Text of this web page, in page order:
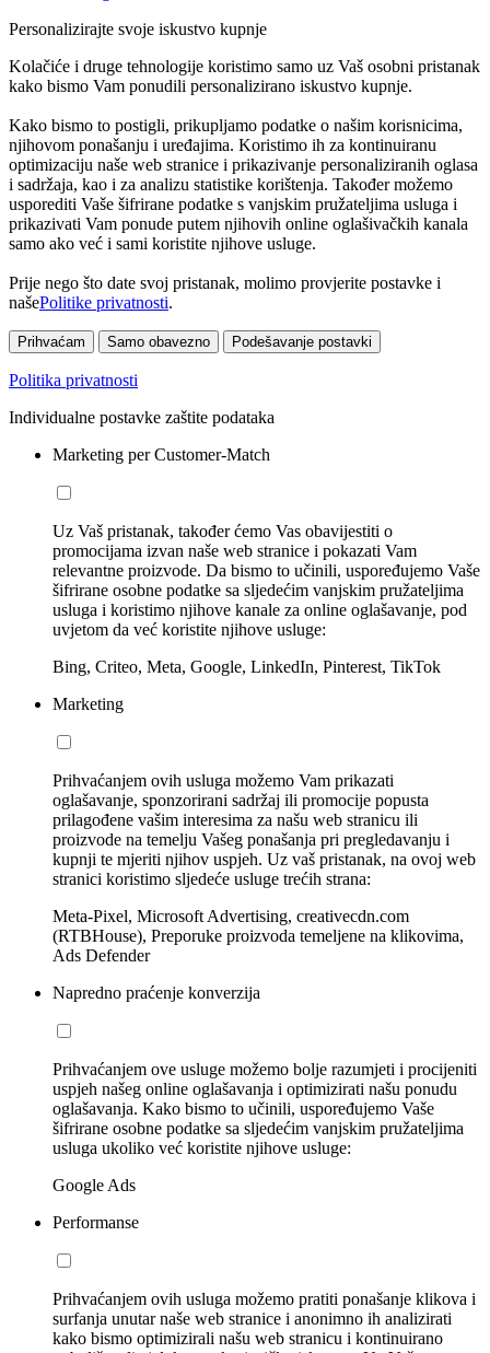
Personalizirajte svoje iskustvo kupnje
Kolačiće i druge tehnologije koristimo samo uz Vaš osobni pristanak
kako bismo Vam ponudili personalizirano iskustvo kupnje.
Kako bismo to postigli, prikupljamo podatke o našim korisnicima,
njihovom ponašanju i uređajima. Koristimo ih za kontinuiranu
optimizaciju naše web stranice i prikazivanje personaliziranih oglasa
i sadržaja, kao i za analizu statistike korištenja. Također možemo
usporediti Vaše šifrirane podatke s vanjskim pružateljima usluga i
prikazivati Vam ponude putem njihovih online oglašivačkih kanala
samo ako već i sami koristite njihove usluge.
Prije nego što date svoj pristanak, molimo provjerite postavke i
našePolitike privatnosti.
Prihvaćam Samo obavezno Podešavanje postavki
Politika privatnosti
Individualne postavke zaštite podataka
Marketing per Customer-Match
Uz Vaš pristanak, također ćemo Vas obavijestiti o
promocijama izvan naše web stranice i pokazati Vam
relevantne proizvode. Da bismo to učinili, uspoređujemo Vaše
šifrirane osobne podatke sa sljedećim vanjskim pružateljima
usluga i koristimo njihove kanale za online oglašavanje, pod
uvjetom da već koristite njihove usluge:
Bing, Criteo, Meta, Google, LinkedIn, Pinterest, TikTok
Marketing
Prihvaćanjem ovih usluga možemo Vam prikazati
oglašavanje, sponzorirani sadržaj ili promocije popusta
prilagođene vašim interesima za našu web stranicu ili
proizvode na temelju Vašeg ponašanja pri pregledavanju i
kupnji te mjeriti njihov uspjeh. Uz vaš pristanak, na ovoj web
stranici koristimo sljedeće usluge trećih strana:
Meta-Pixel, Microsoft Advertising, creativecdn.com
(RTBHouse), Preporuke proizvoda temeljene na klikovima,
Ads Defender
Napredno praćenje konverzija
Prihvaćanjem ove usluge možemo bolje razumjeti i procijeniti
uspjeh našeg online oglašavanja i optimizirati našu ponudu
oglašavanja. Kako bismo to učinili, uspoređujemo Vaše
šifrirane osobne podatke sa sljedećim vanjskim pružateljima
usluga ukoliko već koristite njihove usluge:
Google Ads
Performanse
Prihvaćanjem ovih usluga možemo pratiti ponašanje klikova i
surfanja unutar naše web stranice i anonimno ih analizirati
kako bismo optimizirali našu web stranicu i kontinuirano